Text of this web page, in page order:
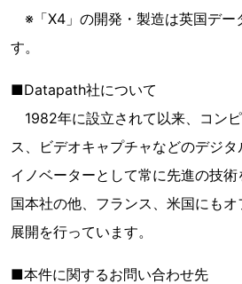
※「X4」の開発・製造は英国デー
す。
■Datapath社について
1982年に設立されて以来、コン
ス、ビデオキャプチャなどのデジ
イノベーターとして常に先進の技
国本社の他、フランス、米国にも
展開を行っています。
■本件に関するお問い合わせ先